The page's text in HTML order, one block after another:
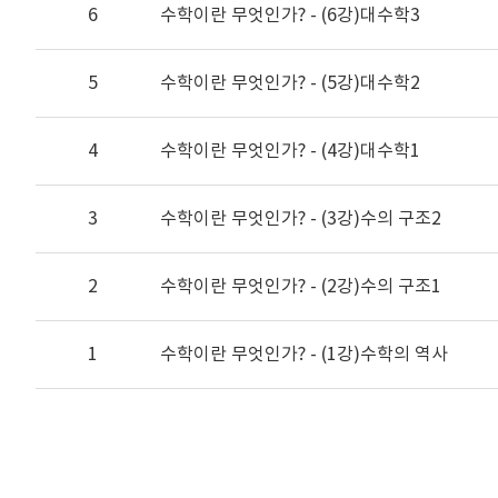
6 수학이란 무엇인가? - (6강)대수학3
5 수학이란 무엇인가? - (5강)대수학2
4 수학이란 무엇인가? - (4강)대수학1
3 수학이란 무엇인가? - (3강)수의 구조2
2 수학이란 무엇인가? - (2강)수의 구조1
1 수학이란 무엇인가? - (1강)수학의 역사